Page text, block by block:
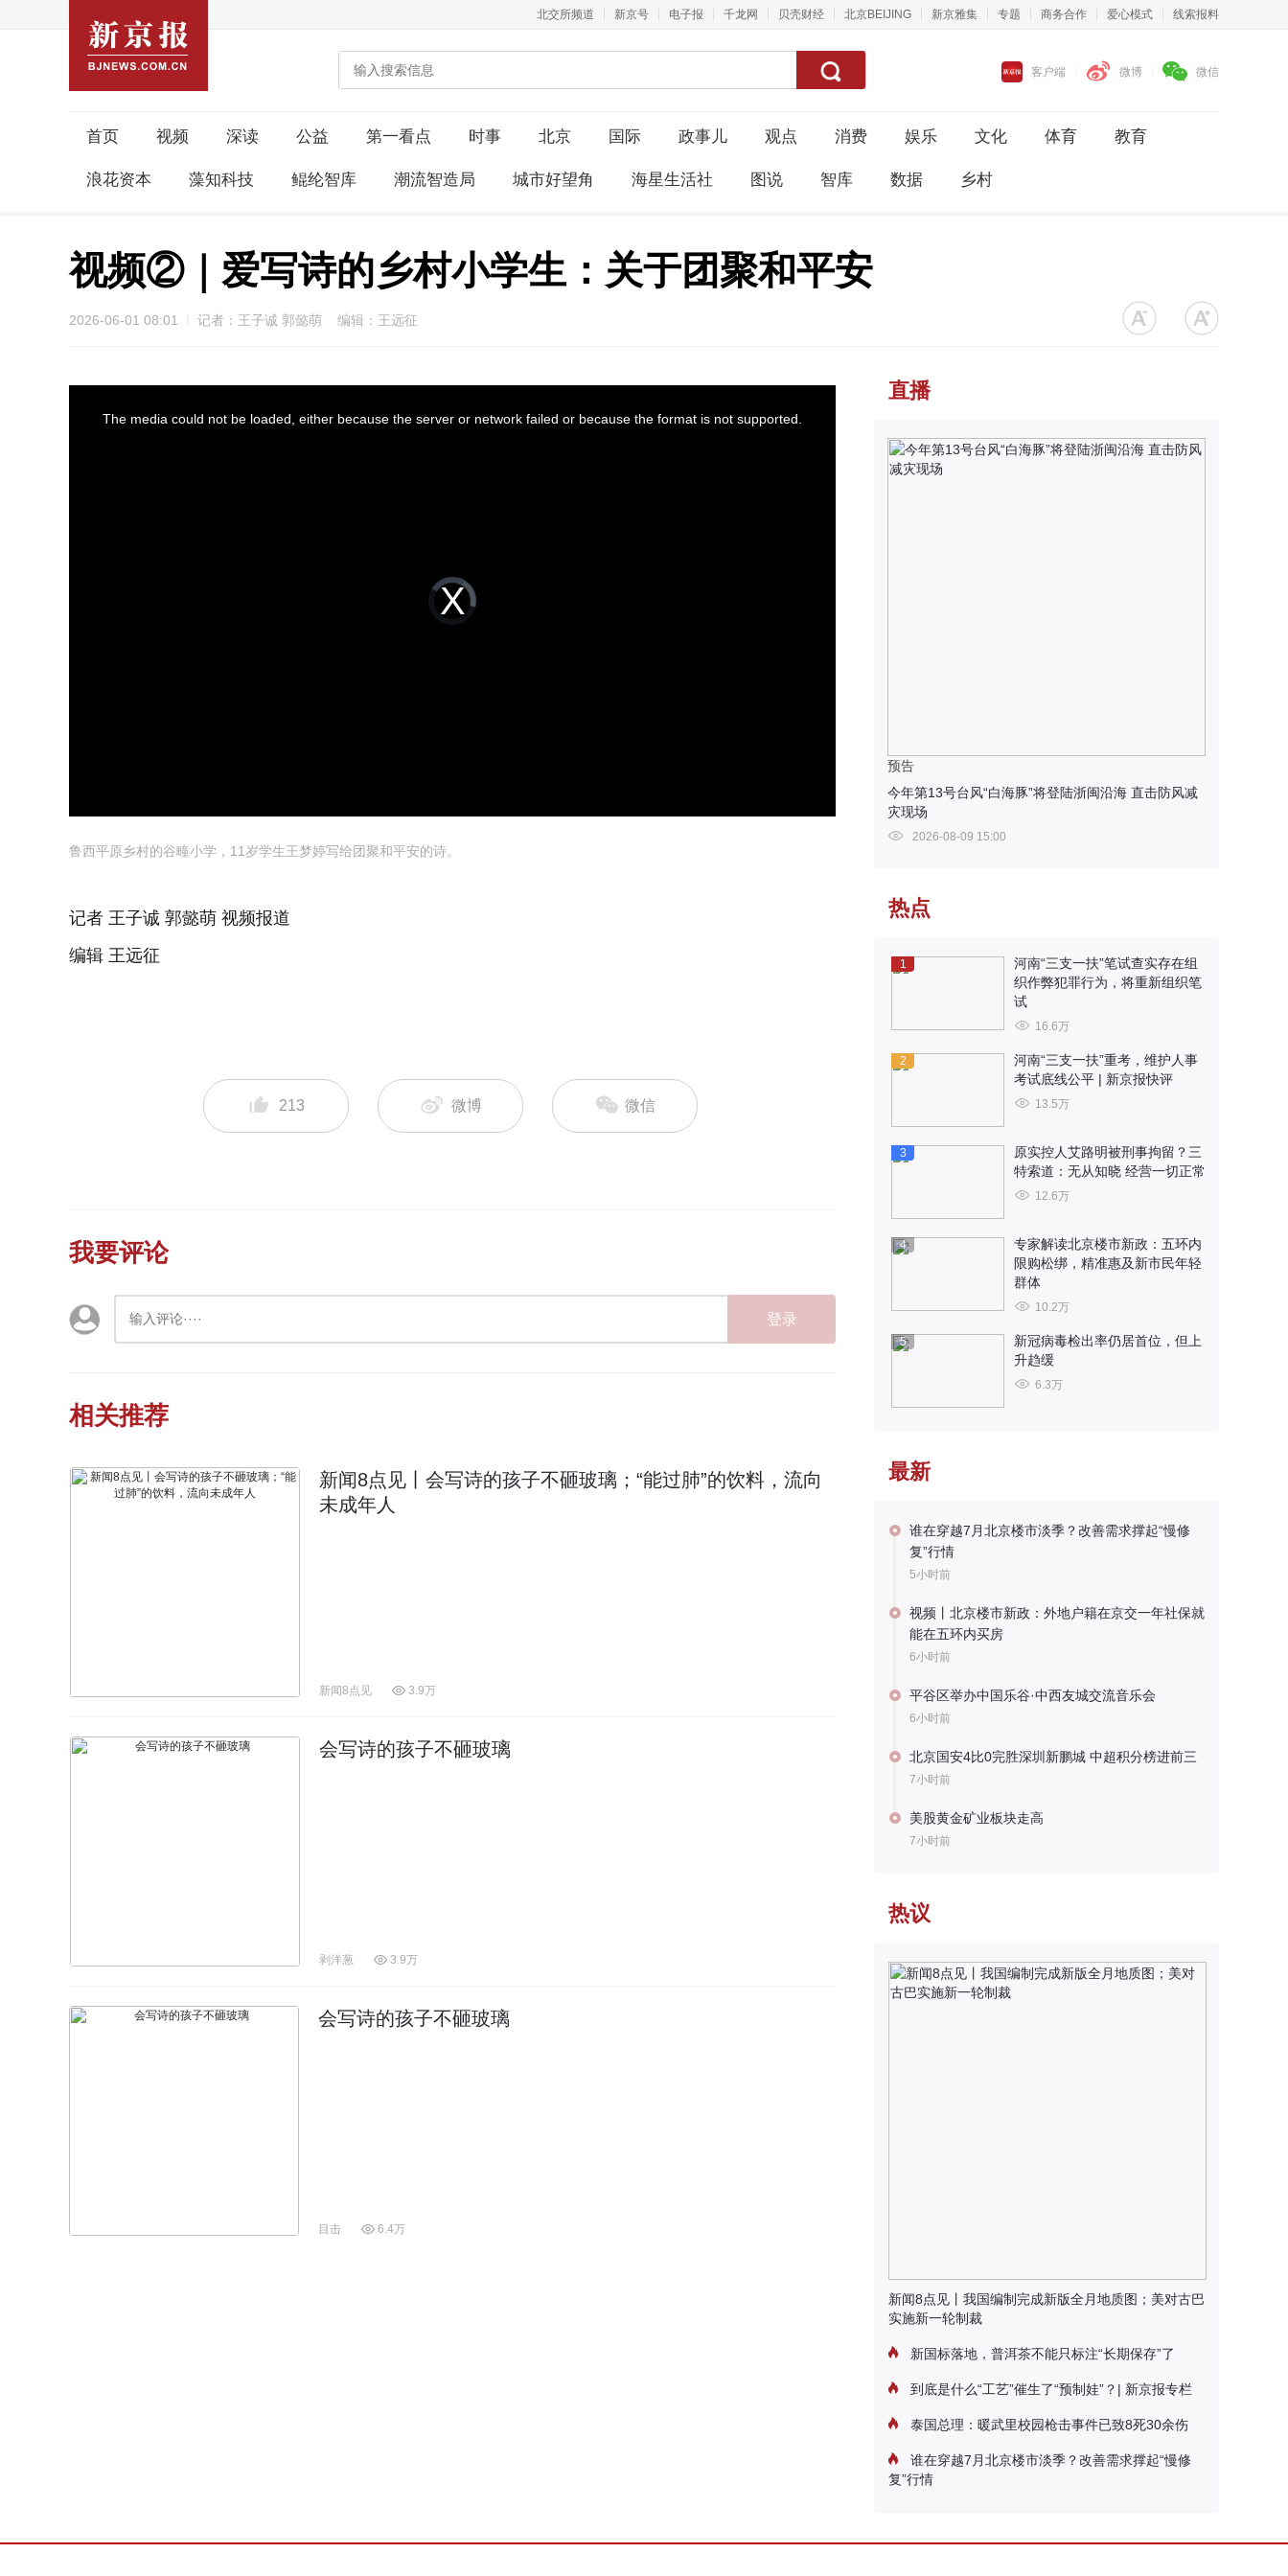
北交所频道 新京号 电子报 千龙网 贝壳财经 北京BEIJING 新京雅集 专题 商务合作 爱心模式 线索报料
客户端 微博 微信
首页 视频 深读 公益 第一看点 时事 北京 国际 政事儿 观点 消费 娱乐 文化 体育 教育
浪花资本 藻知科技 鲲纶智库 潮流智造局 城市好望角 海星生活社 图说 智库 数据 乡村
视频②｜爱写诗的乡村小学生：关于团聚和平安
2026-06-01 08:01 记者：王子诚 郭懿萌 编辑：王远征
Video
Player
The media could not be loaded, either because the server or network failed or because the format is not supported.
鲁西平原乡村的谷疃小学，11岁学生王梦婷写给团聚和平安的诗。
记者 王子诚 郭懿萌 视频报道
编辑 王远征
213 微博 微信
我要评论
登录
相关推荐
新闻8点见丨会写诗的孩子不砸玻璃；“能过肺”的饮料，流向
未成年人
新闻8点见 3.9万
会写诗的孩子不砸玻璃
剥洋葱 3.9万
会写诗的孩子不砸玻璃
目击 6.4万
直播
预告
今年第13号台风“白海豚”将登陆浙闽沿海 直击防风减
灾现场
2026-08-09 15:00
热点
1
河南“三支一扶”笔试查实存在组
织作弊犯罪行为，将重新组织笔
试
16.6万
2
河南“三支一扶”重考，维护人事
考试底线公平 | 新京报快评
13.5万
3
原实控人艾路明被刑事拘留？三
特索道：无从知晓 经营一切正常
12.6万
4
专家解读北京楼市新政：五环内
限购松绑，精准惠及新市民年轻
群体
10.2万
5
新冠病毒检出率仍居首位，但上
升趋缓
6.3万
最新
谁在穿越7月北京楼市淡季？改善需求撑起“慢修
复”行情
5小时前
视频丨北京楼市新政：外地户籍在京交一年社保就
能在五环内买房
6小时前
平谷区举办中国乐谷·中西友城交流音乐会
6小时前
北京国安4比0完胜深圳新鹏城 中超积分榜进前三
7小时前
美股黄金矿业板块走高
7小时前
热议
新闻8点见丨我国编制完成新版全月地质图；美对古巴
实施新一轮制裁
新国标落地，普洱茶不能只标注“长期保存”了
到底是什么“工艺”催生了“预制娃”？| 新京报专栏
泰国总理：暖武里校园枪击事件已致8死30余伤
谁在穿越7月北京楼市淡季？改善需求撑起“慢修
复”行情